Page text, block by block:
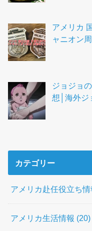
アメリカ
ャニオン
ジョジョ
想│海外ジ
カテゴリー
アメリカ赴任役立ち情
アメリカ生活情報 (20)